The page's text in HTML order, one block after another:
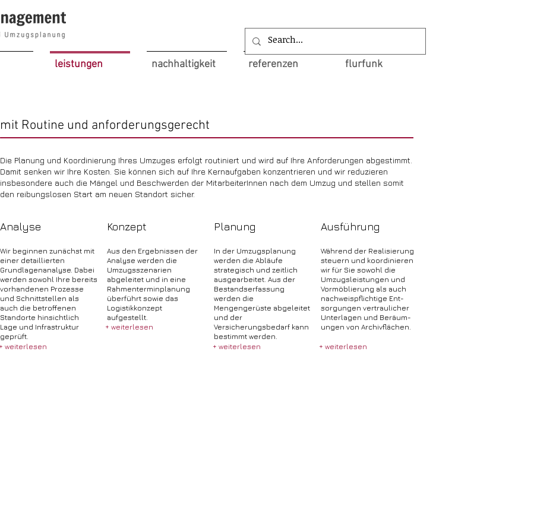
leistungen nachhaltigkeit referenzen flurfunk
mit Routine und anforderungsgerecht
Die Planung und Koordinierung Ihres Umzuges erfolgt routiniert und wird auf Ihre Anforderungen abgestimmt.
Damit senken wir Ihre Kosten. Sie können sich auf Ihre Kernaufgaben konzentrieren und wir reduzieren
insbesondere auch die Mängel und Beschwerden der MitarbeiterInnen nach dem Umzug und stellen somit
den reibungslosen Start am neuen Standort sicher.
Analyse
Wir beginnen zunächst mit
einer detaillierten
Grundlagenanalyse. Dabei
werden sowohl Ihre bereits
vorhandenen Prozesse
und Schnittstellen als
auch die betroffenen
Standorte hinsichtlich
Lage und Infrastruktur
geprüft.
Konzept
Aus den Ergebnissen der
Analyse werden die
Umzugsszenarien
abgeleitet und in eine
Rahmenterminplanung
überführt sowie das
Logistikkonzept
aufgestellt.
+ weiterlesen
+ weiterlesen
Planung
In der Umzugsplanung
werden die Abläufe
strategisch und zeitlich
ausgearbeitet. Aus der
Bestandserfassung
werden die
Mengengerüste abgeleitet
und der
Versicherungsbedarf kann
bestimmt werden.
+ weiterlesen
Ausführung
Während der Realisierung
steuern und koordinieren
wir für Sie sowohl die
Umzugsleistungen und
Vormöblierung als auch
nachweispflichtige Ent-
sorgungen vertraulicher
Unterlagen und Beräum-
ungen von Archivflächen.
+ weiterlesen